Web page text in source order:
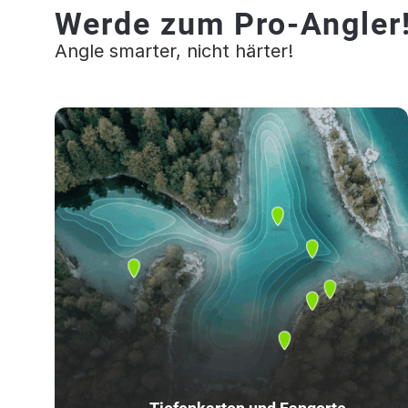
Werde zum Pro-
Angle smarter, nicht härter!